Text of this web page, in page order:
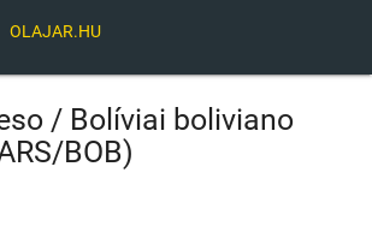
OLAJAR.HU
/ Bolíviai boliviano
BOB)